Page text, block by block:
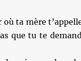
où ta mère
que tu te